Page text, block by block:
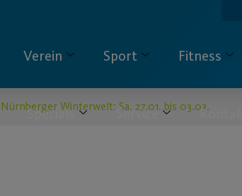
Verein Sport Fitness
Specials Service Kontakt
Nürnberger Winterwelt: Sa. 27.01. bis 03.03.